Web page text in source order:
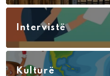
Intervistë
Kulturë